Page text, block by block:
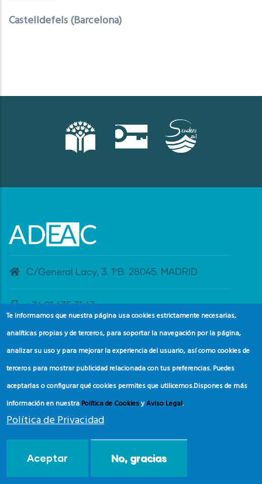
Castelldefels (Barcelona)
C/General Lacy, 3. 1ºB. 28045. MADRID
+34 91 435 31 47
banderaazul@adeac.es
Consumidor (ADEAC).
2024.
Te informamos que nuestra página usa cookies estrictamente necesarias,
analíticas propias y de terceros, para soportar la navegación por la página,
analizar su uso y para mejorar la experiencia del usuario, así como cookies de
terceros para mostrar publicidad relacionada con tus preferencias. Puedes
aceptarlas o configurar qué cookies permites que utilicemos.Dispones de más
información en nuestra Política de CookiesyAviso Legal.
Política de Privacidad
Aceptar No, gracias